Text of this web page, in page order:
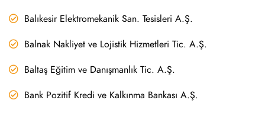
Balıkesir Elektromekanik San. Tesisleri A.Ş.
Balnak Nakliyet ve Lojistik Hizmetleri Tic. A.Ş.
Baltaş Eğitim ve Danışmanlık Tic. A.Ş.
Bank Pozitif Kredi ve Kalkınma Bankası A.Ş.